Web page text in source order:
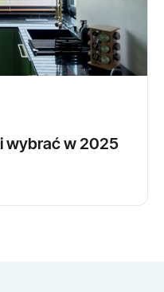
wybrać w 2025